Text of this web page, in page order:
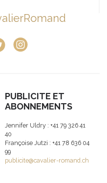
PUBLICITE ET
ABONNEMENTS
Jennifer Uldry : +41 79 326 41
40
Françoise Jutzi : +41 78 636 04
99
publicite@cavalier-romand.ch